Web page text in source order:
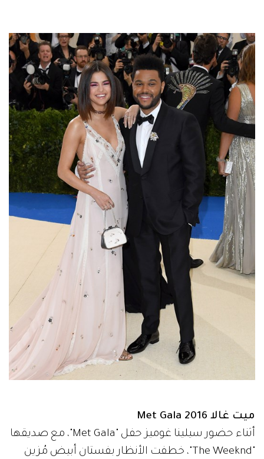
ميت غالا Met Gala 2016
أثناء حضور سيلينا غوميز حفل "Met Gala"، مع صديقها
"The Weeknd"، خطفت الأنظار بفستان أبيض مُزين